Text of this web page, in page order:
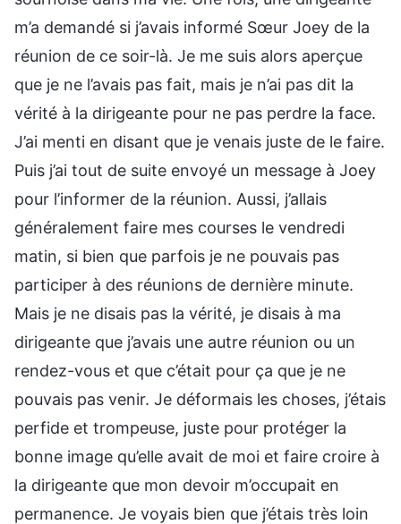
m’a demandé si j’avais informé Sœur Joey de la
réunion de ce soir-là. Je me suis alors aperçue
que je ne l’avais pas fait, mais je n’ai pas dit la
vérité à la dirigeante pour ne pas perdre la face.
J’ai menti en disant que je venais juste de le faire.
Puis j’ai tout de suite envoyé un message à Joey
pour l’informer de la réunion. Aussi, j’allais
généralement faire mes courses le vendredi
matin, si bien que parfois je ne pouvais pas
participer à des réunions de dernière minute.
Mais je ne disais pas la vérité, je disais à ma
dirigeante que j’avais une autre réunion ou un
rendez-vous et que c’était pour ça que je ne
pouvais pas venir. Je déformais les choses, j’étais
perfide et trompeuse, juste pour protéger la
bonne image qu’elle avait de moi et faire croire à
la dirigeante que mon devoir m’occupait en
permanence. Je voyais bien que j’étais très loin